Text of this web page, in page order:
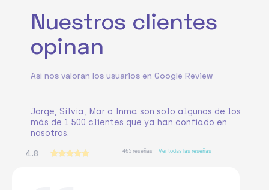
Nuestros clientes
opinan
Así nos valoran los usuarios en Google Review
Jorge, Silvia, Mar o Inma son solo algunos de los
más de 1.500 clientes que ya han confiado en
nosotros.
4.8 V
465 reseñasVer todas las reseñas